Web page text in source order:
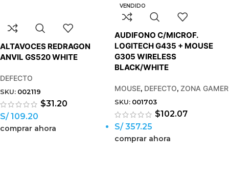
ALTAVOCES REDRAGON
ANVIL GS520 WHITE
DEFECTO
SKU: 002119
$31.20
S/ 109.20
comprar ahora
VENDIDO
AUDIFONO C/MICROF.
LOGITECH G435 + MOUSE
G305 WIRELESS
BLACK/WHITE
MOUSE, DEFECTO, ZONA GAMER
SKU: 001703
$102.07
S/ 357.25
comprar ahora